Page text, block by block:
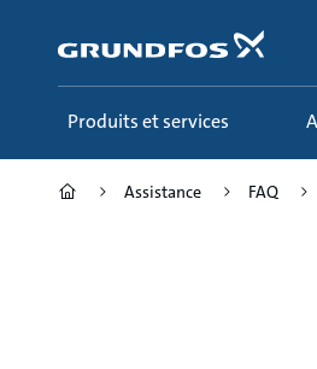
principal
Produits et services
Assistance FAQ